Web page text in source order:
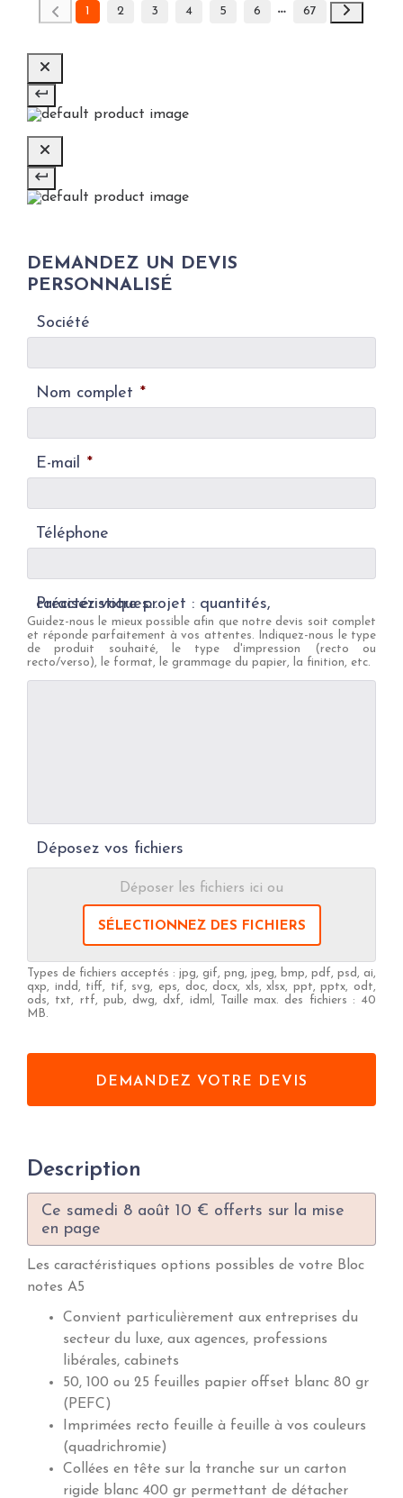
1 2 3 4 5 6 67
DEMANDEZ UN DEVIS
PERSONNALISÉ
Société
Nom complet *
E-mail *
Téléphone
Précisez votre projet : quantités, caractéristiques...
Guidez-nous le mieux possible afin que notre devis soit complet
et réponde parfaitement à vos attentes. Indiquez-nous le type
de produit souhaité, le type d'impression (recto ou
recto/verso), le format, le grammage du papier, la finition, etc.
Déposez vos fichiers
Déposer les fichiers ici ou
SÉLECTIONNEZ DES FICHIERS
Types de fichiers acceptés : jpg, gif, png, jpeg, bmp, pdf, psd, ai,
qxp, indd, tiff, tif, svg, eps, doc, docx, xls, xlsx, ppt, pptx, odt,
ods, txt, rtf, pub, dwg, dxf, idml, Taille max. des fichiers : 40
MB.
Description
Ce samedi 8 août 10 € offerts sur la mise
en page
Les caractéristiques options possibles de votre Bloc
notes A5
Convient particulièrement aux entreprises du
secteur du luxe, aux agences, professions
libérales, cabinets
50, 100 ou 25 feuilles papier offset blanc 80 gr
(PEFC)
Imprimées recto feuille à feuille à vos couleurs
(quadrichromie)
Collées en tête sur la tranche sur un carton
rigide blanc 400 gr permettant de détacher